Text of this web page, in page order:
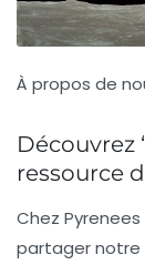
À propos de
Découvrez
ressource
Chez
partager notre